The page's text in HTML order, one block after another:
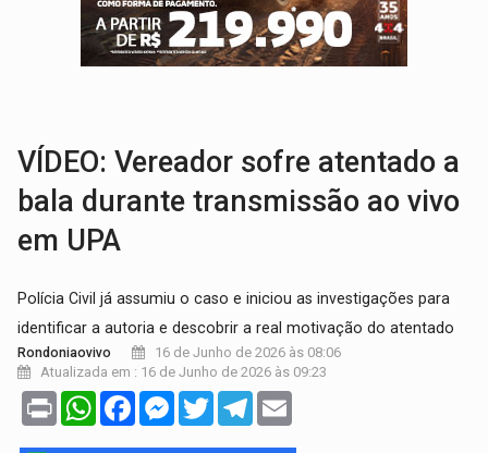
INFRAESTRUTURA:Após quase 30 anos de espera, asfalto chega ao
A ILHA:Coreografia de Rondônia estreia na programação do Festival de
VÍDEO: Vereador sofre atentado a
bala durante transmissão ao vivo
em UPA
Polícia Civil já assumiu o caso e iniciou as investigações para
identificar a autoria e descobrir a real motivação do atentado
Rondoniaovivo
16 de Junho de 2026 às 08:06
Atualizada em : 16 de Junho de 2026 às 09:23
Print WhatsAppFacebookMessenger
TwitterTelegram